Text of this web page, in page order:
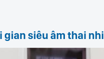
gian siêu âm thai nhi